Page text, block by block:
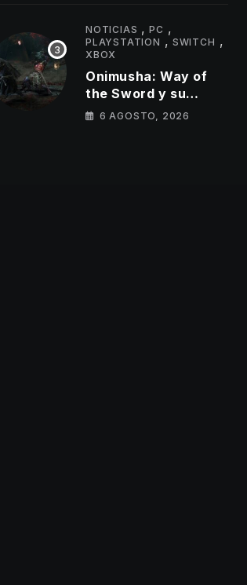
NOTICIAS ,PC ,
PLAYSTATION , SWITCH ,
XBOX
Onimusha: Way of
the Sword y su
«mundo
6 AGOSTO, 2026